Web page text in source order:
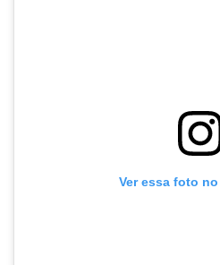
Ver essa foto